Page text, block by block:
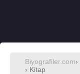
Biyografiler.com›
› Kitap